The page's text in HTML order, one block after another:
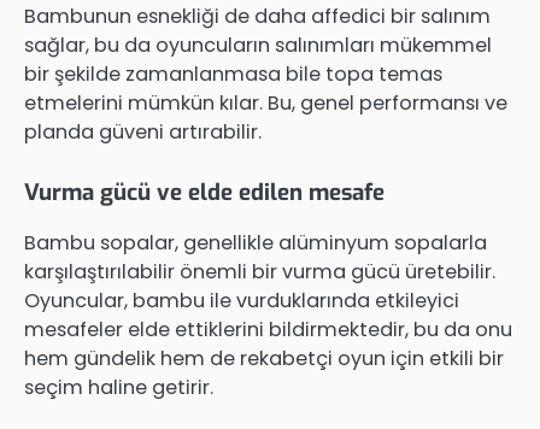
Bambunun esnekliği de daha affedici bir salınım
sağlar, bu da oyuncuların salınımları mükemmel
bir şekilde zamanlanmasa bile topa temas
etmelerini mümkün kılar. Bu, genel performansı ve
planda güveni artırabilir.
Vurma gücü ve elde edilen mesafe
Bambu sopalar, genellikle alüminyum sopalarla
karşılaştırılabilir önemli bir vurma gücü üretebilir.
Oyuncular, bambu ile vurduklarında etkileyici
mesafeler elde ettiklerini bildirmektedir, bu da onu
hem gündelik hem de rekabetçi oyun için etkili bir
seçim haline getirir.